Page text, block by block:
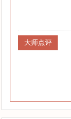
大师点评